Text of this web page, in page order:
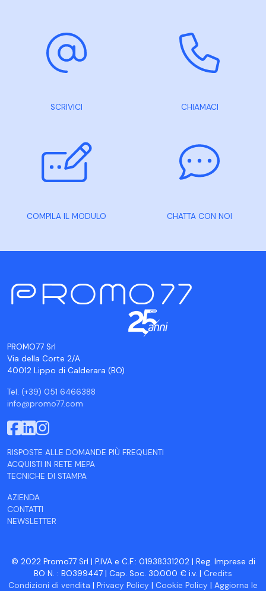
SCRIVICI CHIAMACI
COMPILA IL MODULO CHATTA CON NOI
PROMO77 Srl
Via della Corte 2/A
40012 Lippo di Calderara (BO)
Tel. (+39) 051 6466388
info@promo77.com
RISPOSTE ALLE DOMANDE PIÙ FREQUENTI
ACQUISTI IN RETE MEPA
TECNICHE DI STAMPA
AZIENDA
CONTATTI
NEWSLETTER
© 2022 Promo77 Srl | P.IVA e C.F.: 01938331202 | Reg. Imprese di
BO N. : BO399447 | Cap. Soc. 30.000 € i.v. | Credits
Condizioni di vendita | Privacy Policy | Cookie Policy | Aggiorna le